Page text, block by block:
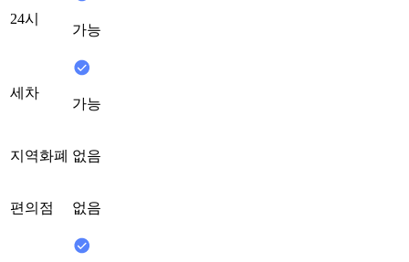
24시
가능
세차
가능
지역화폐 없음
편의점 없음